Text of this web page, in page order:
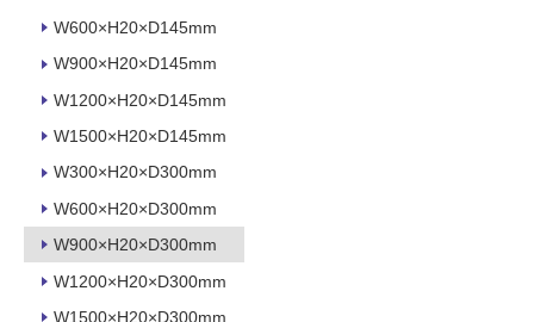
W600×H20×D145mm
W900×H20×D145mm
W1200×H20×D145mm
W1500×H20×D145mm
W300×H20×D300mm
W600×H20×D300mm
W900×H20×D300mm
W1200×H20×D300mm
W1500×H20×D300mm
地
以
外)
使
不
可
フ